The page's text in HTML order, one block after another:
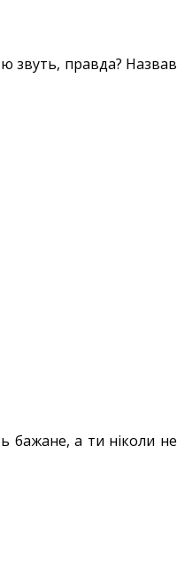
звуть, правда? Назвав
а ти ніколи не